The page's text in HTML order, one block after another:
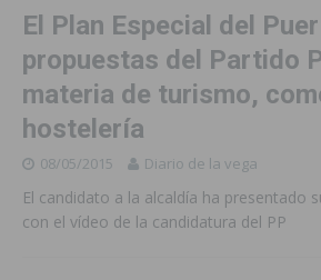
El Plan Especial del
propuestas del Partido
materia de turismo,
hostelería
08/05/2015 Diario de la vega
El candidato a la alcaldía ha presentado
con el vídeo de la candidatura del PP